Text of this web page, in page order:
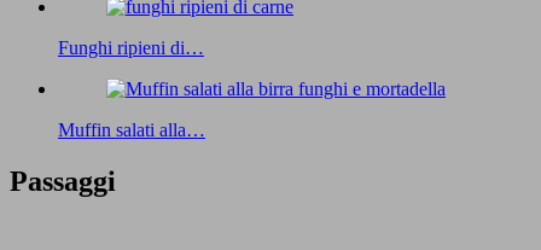
Funghi ripieni di…
Muffin salati alla…
Passaggi